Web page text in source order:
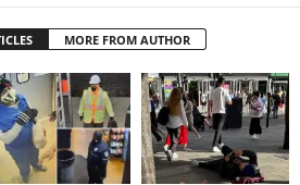
MORE FROM AUTHOR